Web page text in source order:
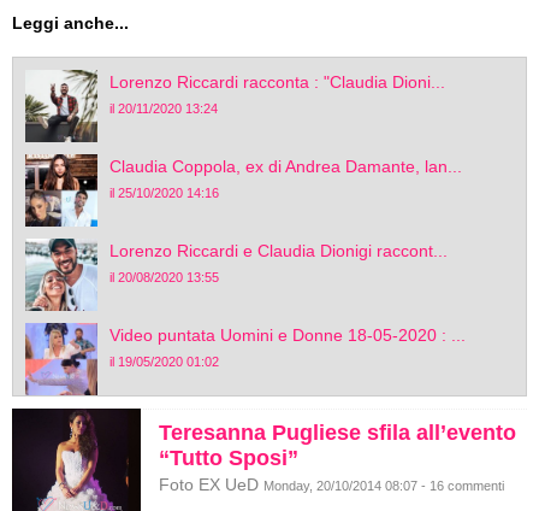
Leggi anche...
Lorenzo Riccardi racconta : "Claudia Dioni...
il 20/11/2020 13:24
Claudia Coppola, ex di Andrea Damante, lan...
il 25/10/2020 14:16
Lorenzo Riccardi e Claudia Dionigi raccont...
il 20/08/2020 13:55
Video puntata Uomini e Donne 18-05-2020 : ...
il 19/05/2020 01:02
Teresanna Pugliese sfila all’evento
“Tutto Sposi”
Foto EX UeD Monday, 20/10/2014 08:07 - 16 commenti